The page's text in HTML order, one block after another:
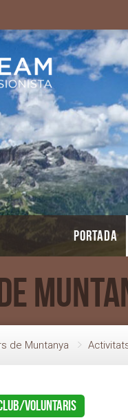
PORTADA
de Muntanya
voluntaris